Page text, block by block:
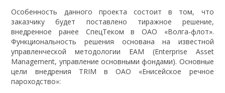
Особенность данного проекта состоит в том, что
заказчику будет поставлено тиражное решение,
внедренное ранее СпецТеком в ОАО «Волга-флот».
Функциональность решения основана на известной
управленческой методологии EAM (Enterprise Asset
Management, управление основными фондами). Основные
цели внедрения TRIM в ОАО «Енисейское речное
пароходство»: